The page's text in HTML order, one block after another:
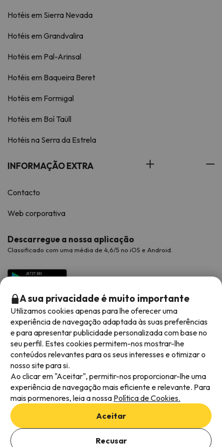
Hotéis em Sierra Nevada
Hotéis em Grandvalira
Hotéis em Pal-Arinsal
Hotéis em Baqueira Beret
Hotéis em Formigal
Hotéis em Boí Taüll
Hotéis na Serra da Estrela
INFORMAÇÃO EXTRA
Contacto
Web corporativa
Descarregue a nossa aplicação
Classificado com uma média de 4,6/5 no iOS e Android.
Métodos de pagamento disponíveis
Termos e condições gerais
Privacidade dos dados
Política de cookies
A sua privacidade é muito importante
Utilizamos cookies apenas para lhe oferecer uma
experiência de navegação adaptada às suas preferências
e para apresentar publicidade personalizada com base no
seu perfil. Estes cookies permitem-nos mostrar-lhe
conteúdos relevantes para os seus interesses e otimizar o
nosso site para si.
Ao clicar em "Aceitar", permitir-nos proporcionar-lhe uma
experiência de navegação mais eficiente e relevante. Para
mais pormenores, leia a nossa Política de Cookies.
Aceitar
Recusar